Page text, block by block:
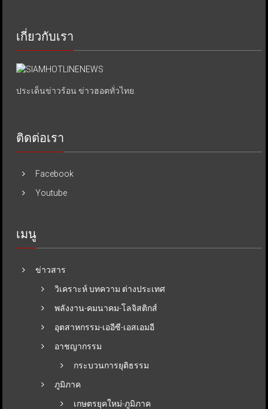
เกี่ยวกับเรา
ประเด็นข่าวร้อน ข่าวฮอตทั่วไทย.
ติดต่อเรา
Facebook
Youtube
เมนู
ข่าวสาร
วิเคราะห์ บทความ ต่างประเทศ
พลังงาน-คมนาคม-โลจิสติกส์
อุตสาหกรรม-เออีซี-เอสเอมอี
อาชญากรรม
กระบวนการยุติธรรม
ภูมิภาค
เกษตรยุคใหม่-ภูมิภาค